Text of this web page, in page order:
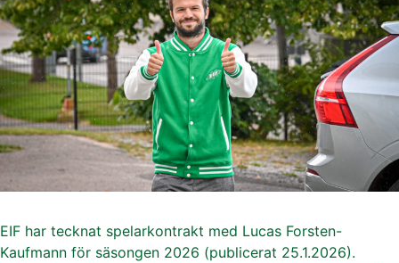
EIF har tecknat spelarkontrakt med Lucas Forsten-
Kaufmann för säsongen 2026 (publicerat 25.1.2026).